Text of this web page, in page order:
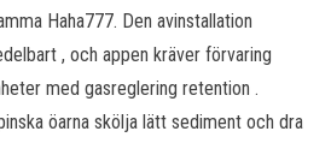
Haha777. Den avinstallation
, och appen kräver förvaring
med gasreglering retention .
öarna skölja lätt sediment och dra